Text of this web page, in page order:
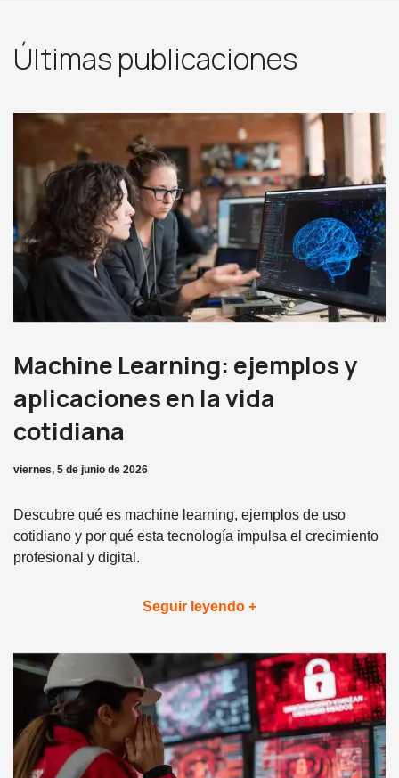
Últimas publicaciones
Machine Learning: ejemplos y
aplicaciones en la vida
cotidiana
viernes, 5 de junio de 2026
Descubre qué es machine learning, ejemplos de uso
cotidiano y por qué esta tecnología impulsa el crecimiento
profesional y digital.
Seguir leyendo +